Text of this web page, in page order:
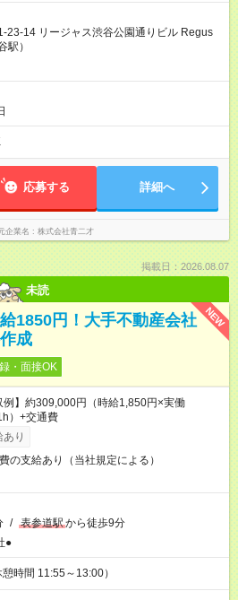
23-14 リージャス渋谷公園通りビル Regus
駅）
応募する 詳細へ
企業名 株式会社青二才
掲載日：2026.08.07
未読
NEW
1850円！大手不動産会社
成
・面接OK
】約309,000円（時給1,850円×実働
）+交通費
り
の支給あり（当社規定による）
/ 表参道駅から徒歩9分
●
時間 11:55～13:00）